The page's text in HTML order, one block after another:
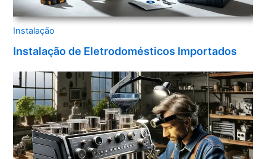
Instalação
Instalação de Eletrodomésticos Importados